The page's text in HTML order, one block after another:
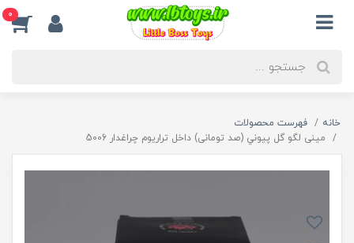
0
خانه
فهرست محصولات
مینی لگو گل پیوني (صد تومانی) داخل تراریوم چراغدار 5006